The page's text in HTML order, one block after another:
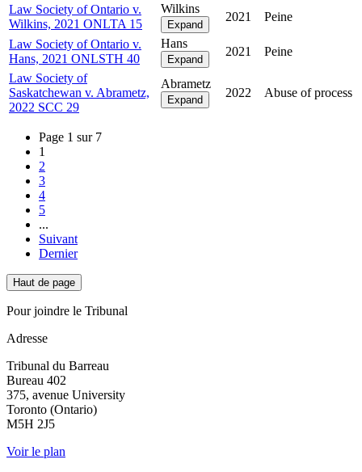
Law Society of Ontario v.
Wilkins, 2021 ONLTA 15
Wilkins
Expand
2021
Peine
Law Society of Ontario v.
Hans, 2021 ONLSTH 40
Hans
Expand
2021
Peine
Law Society of
Saskatchewan v. Abrametz,
2022 SCC 29
Abrametz
Expand
2022 Abuse of process
Page 1 sur 7
1
2
3
4
5
...
Suivant
Dernier
Haut de page
Pour joindre le Tribunal
Adresse
Tribunal du Barreau
Bureau 402
375, avenue University
Toronto (Ontario)
M5H 2J5
Voir le plan